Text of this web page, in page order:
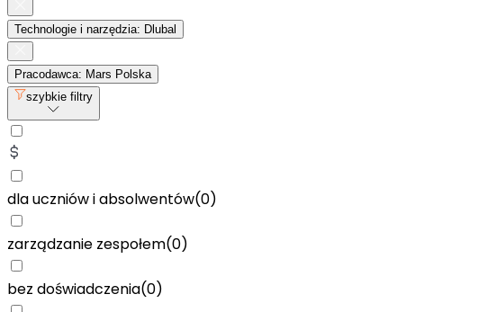
Technologie i narzędzia: Dlubal
Pracodawca: Mars Polska
szybkie filtry
dla uczniów i absolwentów(0)
zarządzanie zespołem(0)
bez doświadczenia(0)